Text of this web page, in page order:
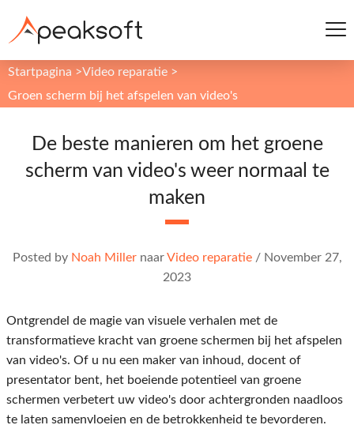
Startpagina >Video reparatie >
Groen scherm bij het afspelen van video's
De beste manieren om het groene
scherm van video's weer normaal te
maken
Posted by Noah MillernaarVideo reparatie/ November 27,
2023
Ontgrendel de magie van visuele verhalen met de
transformatieve kracht van groene schermen bij het afspelen
van video's. Of u nu een maker van inhoud, docent of
presentator bent, het boeiende potentieel van groene
schermen verbetert uw video's door achtergronden naadloos
te laten samenvloeien en de betrokkenheid te bevorderen.